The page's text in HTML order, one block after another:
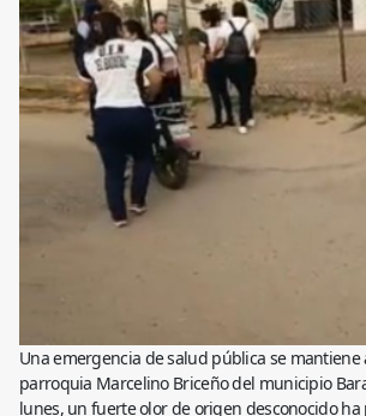
Una emergencia de salud pública se mantiene
parroquia Marcelino Briceño del municipio
lunes, un fuerte olor de origen desconocido ha